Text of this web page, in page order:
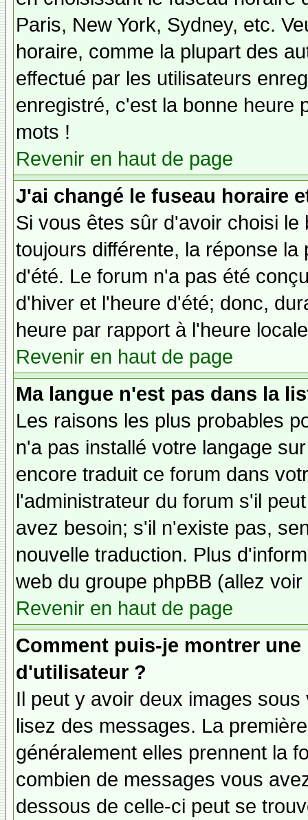
Paris, New York, Sydney, etc.
horaire, comme la plupart des
effectué par les utilisateurs
enregistré, c'est la bonne heure
mots !
Revenir en haut de page
J'ai changé le fuseau horaire
Si vous êtes sûr d'avoir choisi
toujours différente, la réponse
d'été. Le forum n'a pas été
d'hiver et l'heure d'été; donc,
heure par rapport à l'heure
Revenir en haut de page
Ma langue n'est pas dans la
Les raisons les plus probables
n'a pas installé votre langage
encore traduit ce forum dans
l'administrateur du forum s'il
avez besoin; s'il n'existe pas,
nouvelle traduction. Plus
web du groupe phpBB (allez
Revenir en haut de page
Comment puis-je montrer
d'utilisateur ?
Il peut y avoir deux images
lisez des messages. La
généralement elles prennent la
combien de messages vous
dessous de celle-ci peut se